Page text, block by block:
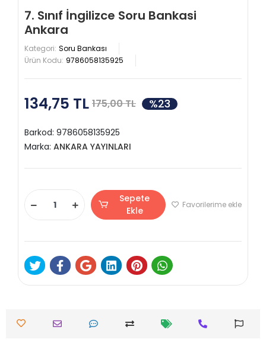
7. Sınıf İngilizce Soru Bankasi
Ankara
Kategori: Soru Bankası
Ürün Kodu: 9786058135925
134,75 TL 175,00 TL %23
Barkod: 9786058135925
Marka: ANKARA YAYINLARI
Sepete
Ekle
Favorilerime ekle